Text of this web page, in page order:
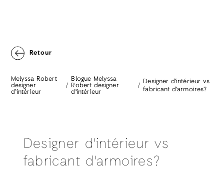
Retour
Melyssa Robert
designer
d’intérieur
Blogue Melyssa
Robert designer
d'intérieur
Designer d'intérieur vs
fabricant d'armoires?
Designer d'intérieur vs
fabricant d'armoires?